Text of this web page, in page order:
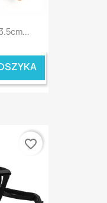
favorite_border